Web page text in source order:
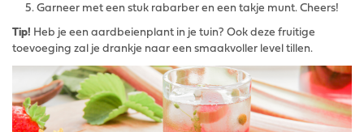
Garneer met een stuk rabarber en een takje munt. Cheers!
Tip! Heb je een aardbeienplant in je tuin? Ook deze fruitige
toevoeging zal je drankje naar een smaakvoller level tillen.